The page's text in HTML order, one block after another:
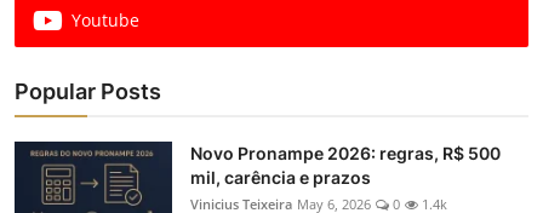
Youtube
Popular Posts
Novo Pronampe 2026: regras, R$ 500
mil, carência e prazos
Vinicius Teixeira May 6, 2026 0 1.4k